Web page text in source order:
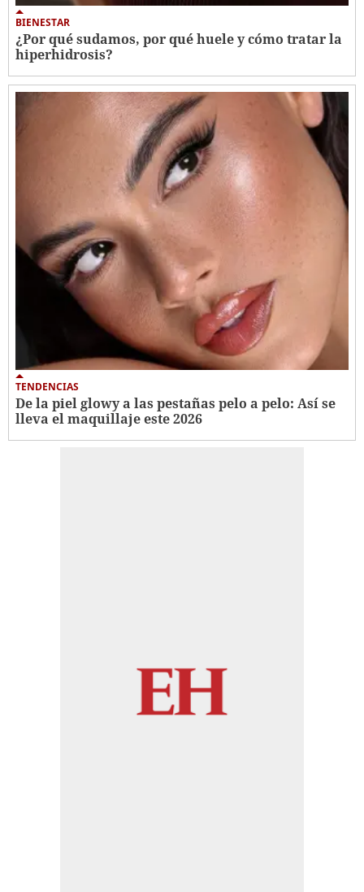
BIENESTAR
¿Por qué sudamos, por qué huele y cómo tratar la
hiperhidrosis?
TENDENCIAS
De la piel glowy a las pestañas pelo a pelo: Así se
lleva el maquillaje este 2026